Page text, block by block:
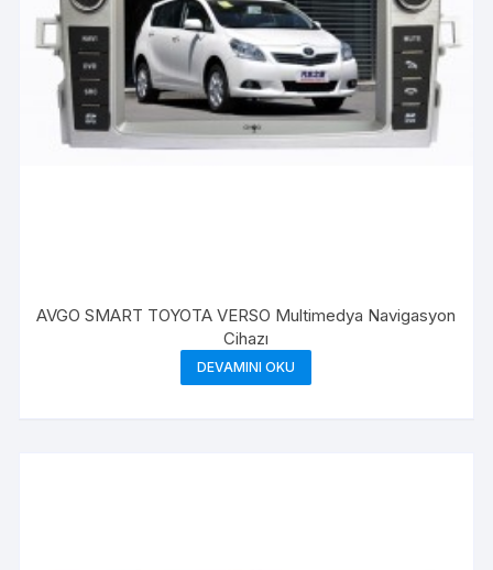
AVGO SMART TOYOTA VERSO Multimedya Navigasyon
Cihazı
DEVAMINI OKU